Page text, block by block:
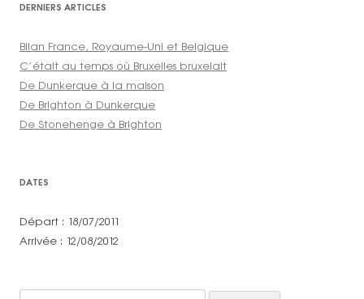
DERNIERS ARTICLES
Bilan France, Royaume-Uni et Belgique
C’était au temps où Bruxelles bruxelait
De Dunkerque à la maison
De Brighton à Dunkerque
De Stonehenge à Brighton
DATES
Départ : 18/07/2011
Arrivée : 12/08/2012